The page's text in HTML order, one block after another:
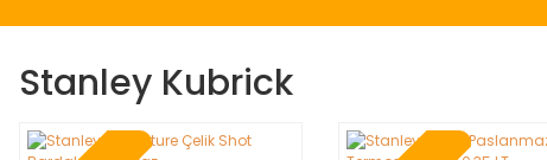
Stanley Kubrick